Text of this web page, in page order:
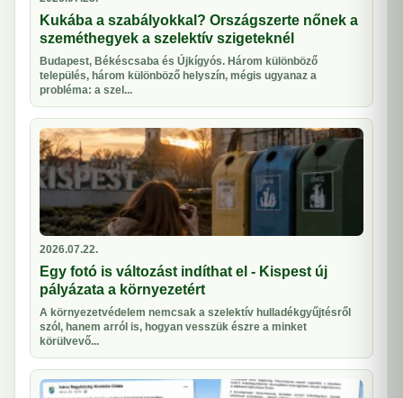
Kukába a szabályokkal? Országszerte nőnek a
szeméthegyek a szelektív szigeteknél
Budapest, Békéscsaba és Újkígyós. Három különböző
település, három különböző helyszín, mégis ugyanaz a
probléma: a szel...
2026.07.22.
Egy fotó is változást indíthat el - Kispest új
pályázata a környezetért
A környezetvédelem nemcsak a szelektív hulladékgyűjtésről
szól, hanem arról is, hogyan vesszük észre a minket
körülvevő...